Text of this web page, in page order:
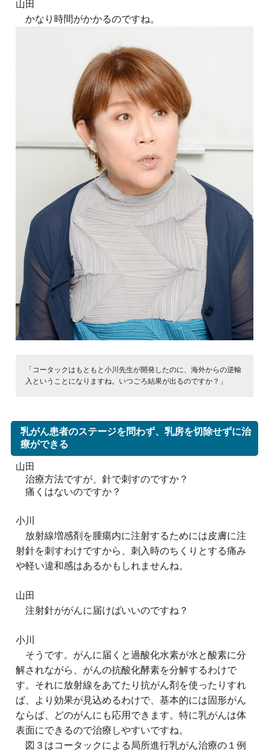
山田
かなり時間がかかるのですね。
「コータックはもともと小川先生が開発したのに、海外からの逆輸
入ということになりますね。いつごろ結果が出るのですか？」
乳がん患者のステージを問わず、乳房を切除せずに治
療ができる
山田
治療方法ですが、針で刺すのですか？
痛くはないのですか？
小川
放射線増感剤を腫瘍内に注射するためには皮膚に注
射針を刺すわけですから、刺入時のちくりとする痛み
や軽い違和感はあるかもしれませんね。
山田
注射針ががんに届けばいいのですね？
小川
そうです。がんに届くと過酸化水素が水と酸素に分
解されながら、がんの抗酸化酵素を分解するわけで
す。それに放射線をあてたり抗がん剤を使ったりすれ
ば、より効果が見込めるわけで、基本的には固形がん
ならば、どのがんにも応用できます。特に乳がんは体
表面にできるので治療しやすいですね。
図３はコータックによる局所進行乳がん治療の１例